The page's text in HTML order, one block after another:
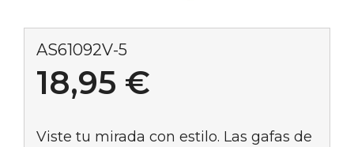
AS61092V-5
18,95 €
Viste tu mirada con estilo. Las gafas de